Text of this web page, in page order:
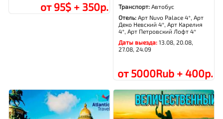
от 95$ + 350р.
Транспорт:Автобус
Отель:Арт Nuvo Palace 4*, Арт
Деко Невский 4*, Арт Карелия
4*, Арт Петровский Лофт 4*
Даты выезда:13.08, 20.08,
27.08, 24.09
от 5000Rub + 400р.